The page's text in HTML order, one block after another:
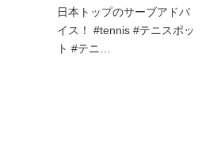
日本トップのサーブアドバ
イス！ #tennis #テニスポッ
ト #テニ…